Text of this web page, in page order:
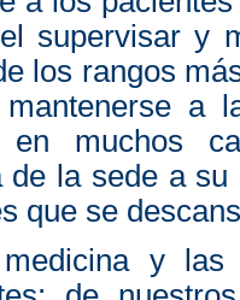
supervisar y
los rangos
a
en muchos
de la sede a
que se
medicina y